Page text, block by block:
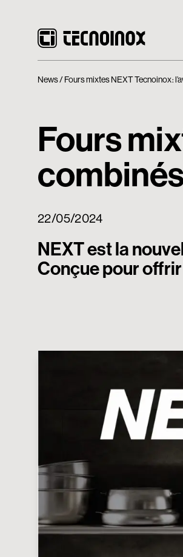
News Fours mixtes NEXT Tecnoinox :
Fours
22/05/2024
NEXT est la
Conçue pour